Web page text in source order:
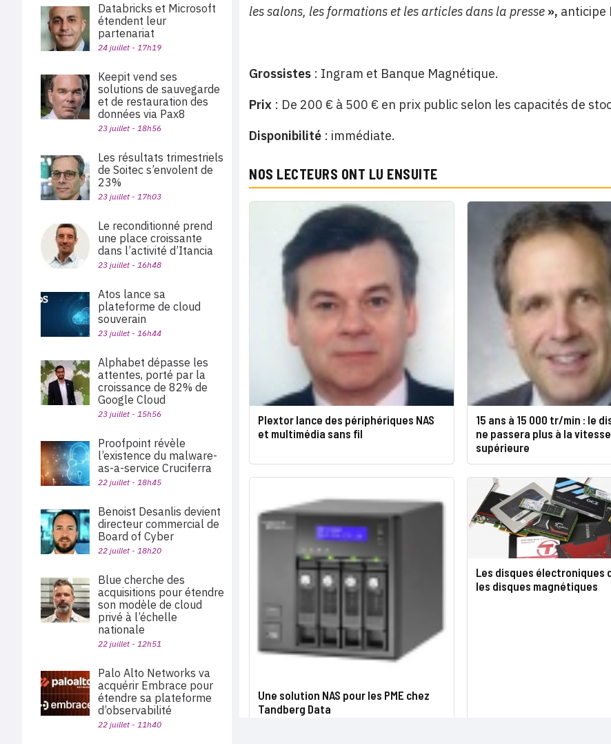
les salons, les formations et les articles dans la presse », anticipe
Grossistes : Ingram et Banque Magnétique.
Prix : De 200 € à 500 € en prix public selon les capacités de
Disponibilité : immédiate.
NOS LECTEURS ONT LU ENSUITE
Plextor lance des périphériques NAS
et multimédia sans fil
15 ans à 15 000 tr/min : le
ne passera plus à la vitesse
supérieure
Une solution NAS pour les PME chez
Tandberg Data
Les disques électroniques
les disques magnétiques
Databricks et Microsoft
étendent leur
partenariat
24 juillet - 17h19
Keepit vend ses
solutions de sauvegarde
et de restauration des
données via Pax8
23 juillet - 18h56
Les résultats trimestriels
de Soitec s’envolent de
23%
23 juillet - 17h03
Le reconditionné prend
une place croissante
dans l’activité d’Itancia
23 juillet - 16h48
Atos lance sa
plateforme de cloud
souverain
23 juillet - 16h44
Alphabet dépasse les
attentes, porté par la
croissance de 82% de
Google Cloud
23 juillet - 15h56
Proofpoint révèle
l’existence du malware-
as-a-service Cruciferra
22 juillet - 18h45
Benoist Desanlis devient
directeur commercial de
Board of Cyber
22 juillet - 18h20
Blue cherche des
acquisitions pour étendre
son modèle de cloud
privé à l’échelle
nationale
22 juillet - 12h51
Palo Alto Networks va
acquérir Embrace pour
étendre sa plateforme
d’observabilité
22 juillet - 11h40